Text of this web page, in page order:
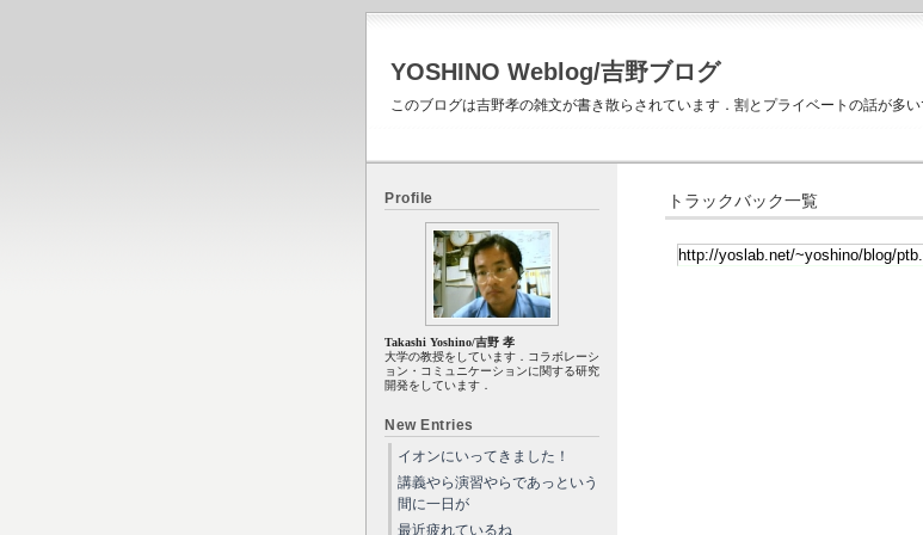
YOSHINO Weblog/吉野ブログ
このブログは吉野孝の雑文が書き散らされています．割とプライベートの話が多
トラックバック一覧
Profile
Takashi Yoshino/吉野 孝
大学の教授をしています．コラボレーシ
ョン・コミュニケーションに関する研究
開発をしています．
New Entries
イオンにいってきました！
講義やら演習やらであっという
間に一日が
最近疲れているね